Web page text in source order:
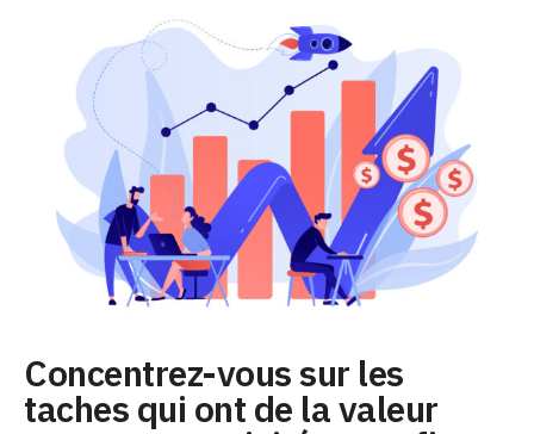
Concentrez-vous sur les
taches qui ont de la valeur